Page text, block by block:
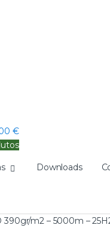
€
Downloads
390gr/m2 – 5000m –